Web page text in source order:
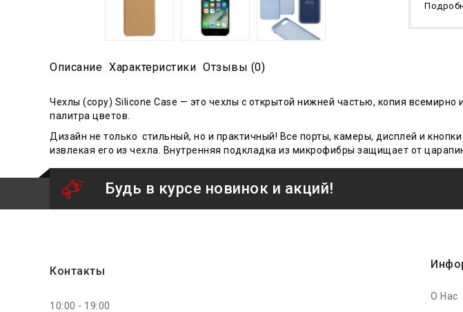
Описание Характеристики Отзывы (0)
Чехлы (copy) Silicone Case — это чехлы с открытой нижней частью, копия
палитра цветов.
Дизайн не только стильный, но и практичный! Все порты, камеры, дисплей и
извлекая его из чехла. Внутренняя подкладка из микрофибры защищает от
Будь в курсе новинок и акций!
Контакты
10:00 - 19:00
О Нас